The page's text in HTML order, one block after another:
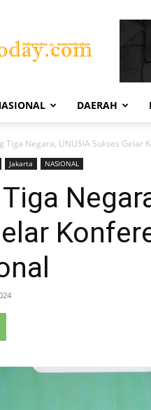
Today
DAERAH
Tiga Negara, UNUSIA Sukses Gelar
Jakarta NASIONAL